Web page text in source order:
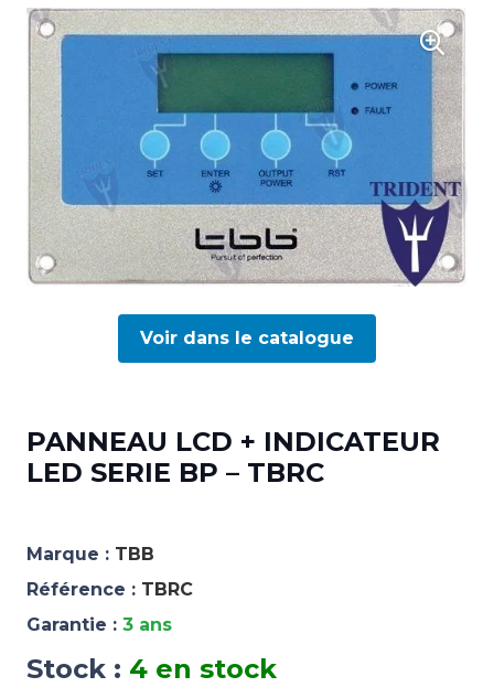
Voir dans le catalogue
PANNEAU LCD + INDICATEUR
LED SERIE BP – TBRC
Marque : TBB
Référence : TBRC
Garantie : 3 ans
Stock : 4 en stock